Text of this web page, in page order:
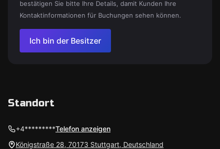
bestätigen Sie bitte Ihre Details, damit Kunden Ihre
Kontaktinformationen für Buchungen sehen können.
Ich bin der Besitzer
Standort
+4*********Telefon anzeigen
Königstraße 28, 70173 Stuttgart, Deutschland